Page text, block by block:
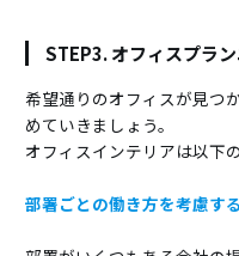
STEP3. オフィスプラ
希望通りのオフィスが見つ
めていきましょう。
オフィスインテリアは以下
部署ごとの働き方を考慮する